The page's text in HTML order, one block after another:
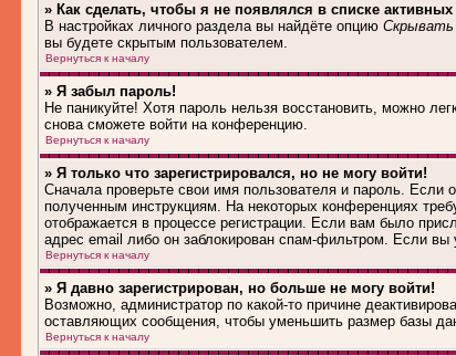
» Как сделать, чтобы я не появлялся в списке активных
В настройках личного раздела вы найдёте опцию Скрывать
вы будете скрытым пользователем.
Вернуться к началу
» Я забыл пароль!
Не паникуйте! Хотя пароль нельзя восстановить, можно
снова сможете войти на конференцию.
Вернуться к началу
» Я только что зарегистрировался, но не могу войти!
Сначала проверьте свои имя пользователя и пароль.
полученным инструкциям. На некоторых конференциях
отображается в процессе регистрации. Если вам было
адрес email либо он заблокирован спам-фильтром. Если вы
Вернуться к началу
» Я давно зарегистрирован, но больше не могу войти!
Возможно, администратор по какой-то причине
оставляющих сообщения, чтобы уменьшить размер базы
Вернуться к началу